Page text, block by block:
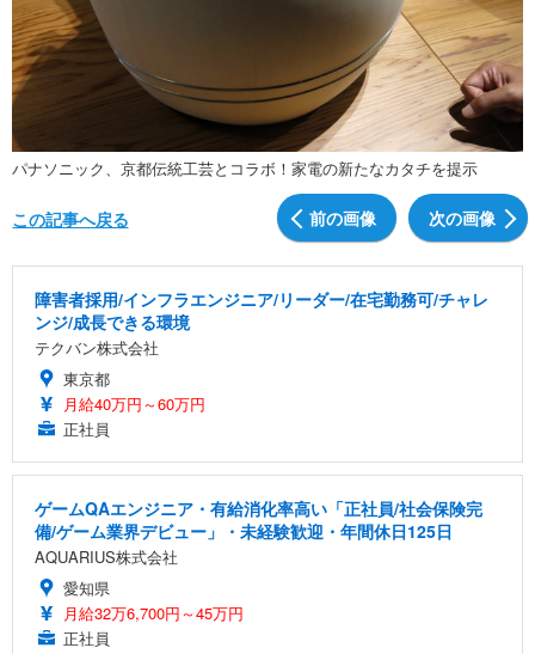
パナソニック、京都伝統工芸とコラボ！家電の新たなカタチを提示
前の画像 次の画像
この記事へ戻る
障害者採用/インフラエンジニア/リーダー/在宅勤務可/チャレ
ンジ/成長できる環境
テクバン株式会社
東京都
月給40万円～60万円
正社員
ゲームQAエンジニア・有給消化率高い「正社員/社会保険完
備/ゲーム業界デビュー」・未経験歓迎・年間休日125日
AQUARIUS株式会社
愛知県
月給32万6,700円～45万円
正社員